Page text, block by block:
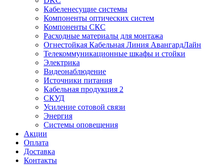
Кабеленесущие системы
Компоненты оптических систем
Компоненты СКС
Расходные материалы для монтажа
Огнестойкая Кабельная Линия АвангардЛайн
Телекоммуникационные шкафы и стойки
Электрика
Видеонаблюдение
Источники питания
Кабельная продукция 2
СКУД
Усиление сотовой связи
Энергия
Системы оповещения
Акции
Оплата
Доставка
Контакты